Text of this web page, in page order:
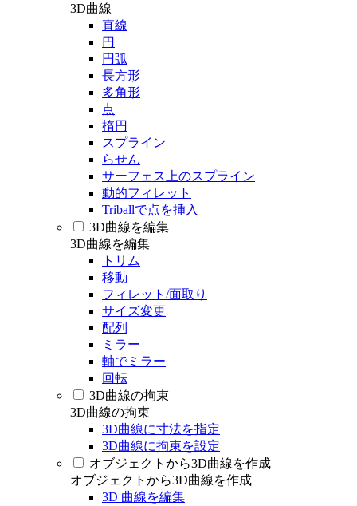
3D曲線
直線
円
円弧
長方形
多角形
点
楕円
スプライン
らせん
サーフェス上のスプライン
動的フィレット
Triballで点を挿入
3D曲線を編集
3D曲線を編集
トリム
移動
フィレット/面取り
サイズ変更
配列
ミラー
軸でミラー
回転
3D曲線の拘束
3D曲線の拘束
3D曲線に寸法を指定
3D曲線に拘束を設定
オブジェクトから3D曲線を作成
オブジェクトから3D曲線を作成
3D 曲線を編集